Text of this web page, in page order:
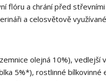
flóru a chrání před střevními
a celosvětově
olejná 10%), vedlejší
5%*), rostlinné bílkovinné